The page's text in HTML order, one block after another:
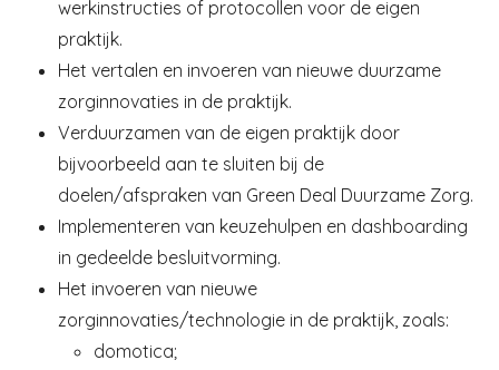
werkinstructies of protocollen voor de eigen
praktijk.
Het vertalen en invoeren van nieuwe duurzame
zorginnovaties in de praktijk.
Verduurzamen van de eigen praktijk door
bijvoorbeeld aan te sluiten bij de
doelen/afspraken van Green Deal Duurzame Zorg.
Implementeren van keuzehulpen en dashboarding
in gedeelde besluitvorming.
Het invoeren van nieuwe
zorginnovaties/technologie in de praktijk, zoals:
domotica;